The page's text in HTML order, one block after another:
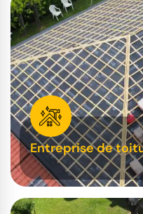
Entreprise de